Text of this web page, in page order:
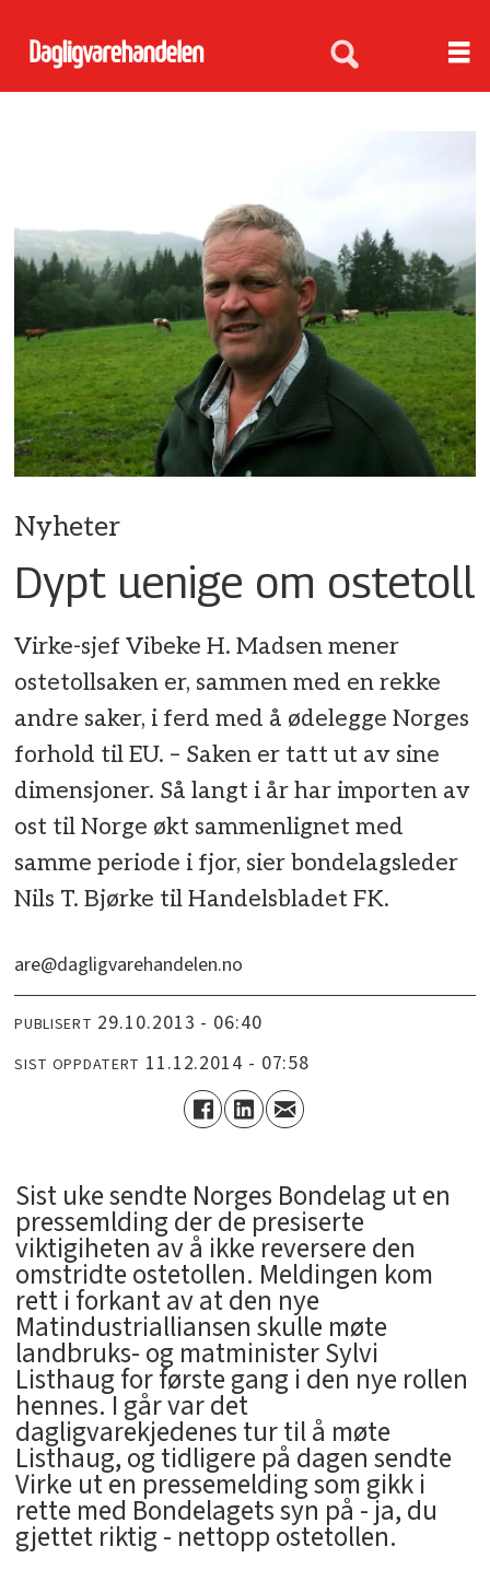
Nyheter
Dypt uenige om ostetoll
Virke-sjef Vibeke H. Madsen mener
ostetollsaken er, sammen med en rekke
andre saker, i ferd med å ødelegge Norges
forhold til EU. – Saken er tatt ut av sine
dimensjoner. Så langt i år har importen av
ost til Norge økt sammenlignet med
samme periode i fjor, sier bondelagsleder
Nils T. Bjørke til Handelsbladet FK.
are@dagligvarehandelen.no
PUBLISERT 29.10.2013 - 06:40
SIST OPPDATERT 11.12.2014 - 07:58
Sist uke sendte Norges Bondelag ut en
pressemlding der de presiserte
viktigiheten av å ikke reversere den
omstridte ostetollen. Meldingen kom
rett i forkant av at den nye
Matindustrialliansen skulle møte
landbruks- og matminister Sylvi
Listhaug for første gang i den nye rollen
hennes. I går var det
dagligvarekjedenes tur til å møte
Listhaug, og tidligere på dagen sendte
Virke ut en pressemelding som gikk i
rette med Bondelagets syn på - ja, du
gjettet riktig - nettopp ostetollen.